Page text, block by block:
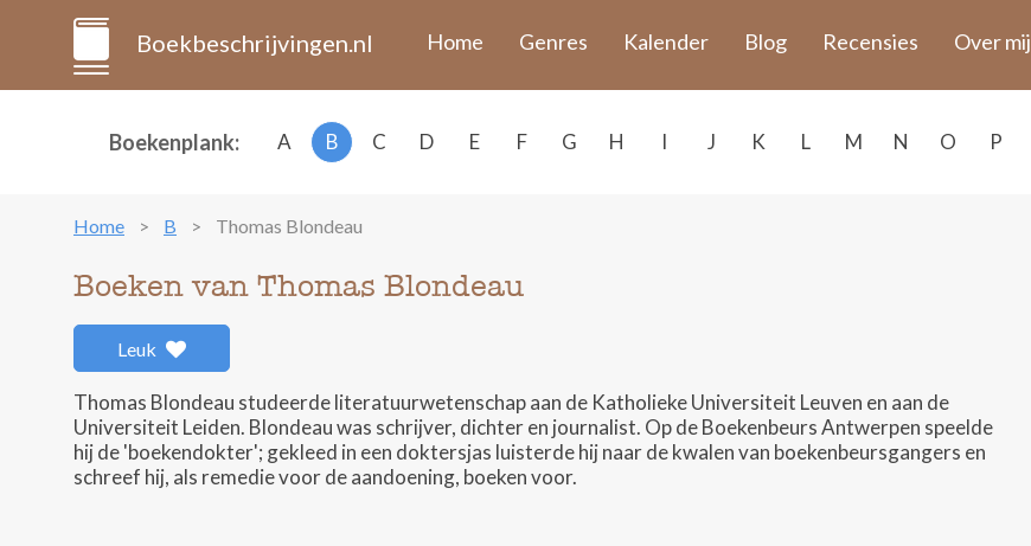
Boekbeschrijvingen.nl Home Genres Kalender Blog Recensies Over mij
Boekenplank: A B C D E F G H I J K L M N O P
Home B Thomas Blondeau
Boeken van Thomas Blondeau
Leuk
Thomas Blondeau studeerde literatuurwetenschap aan de Katholieke Universiteit Leuven en aan de
Universiteit Leiden. Blondeau was schrijver, dichter en journalist. Op de Boekenbeurs Antwerpen speelde
hij de 'boekendokter'; gekleed in een doktersjas luisterde hij naar de kwalen van boekenbeursgangers en
schreef hij, als remedie voor de aandoening, boeken voor.